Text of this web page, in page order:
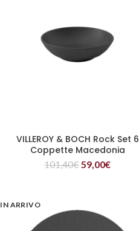
LEGGI TUTTO
VILLEROY & BOCH Rock Set 6
Coppette Macedonia
101,40€59,00€
IN ARRIVO